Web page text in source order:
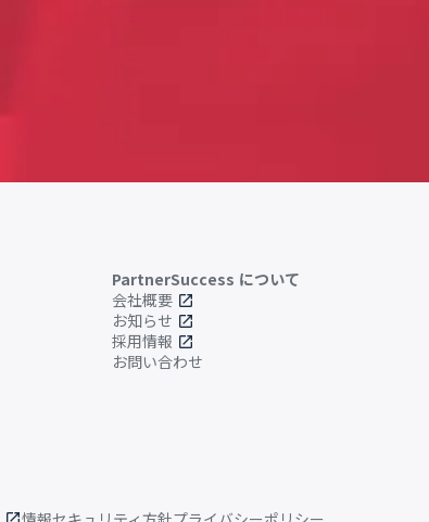
PartnerSuccess について
会社概要 open_in_new
お知らせ open_in_new
採用情報 open_in_new
お問い合わせ